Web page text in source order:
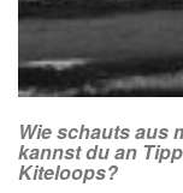
Wie schauts aus
kannst du an
Kiteloops?